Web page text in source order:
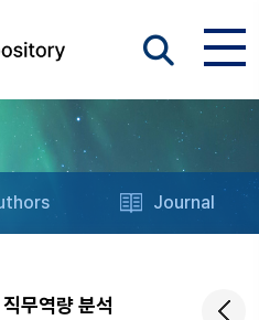
Journal
무역량 분석